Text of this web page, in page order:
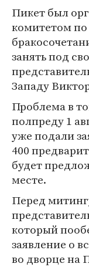
Пикет был
комитетом
занять под
Западу
Проблема в
полпреду 1
уже подали
400
будет
месте.
Перед
который
заявление о
во дворце на